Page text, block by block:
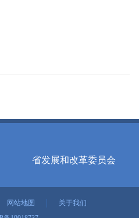
省发展和改革委员会
网站地图
关于我们